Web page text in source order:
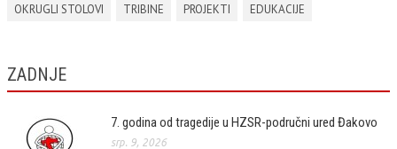
OKRUGLI STOLOVI
TRIBINE PROJEKTI EDUKACIJE
ZADNJE
7. godina od tragedije u HZSR-područni ured Đakovo
srp. 9, 2026